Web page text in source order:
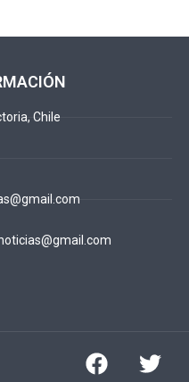
Chile